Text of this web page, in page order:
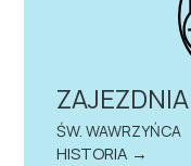
ZAJEZDNIA
ŚW. WAWRZYŃCA
HISTORIA →